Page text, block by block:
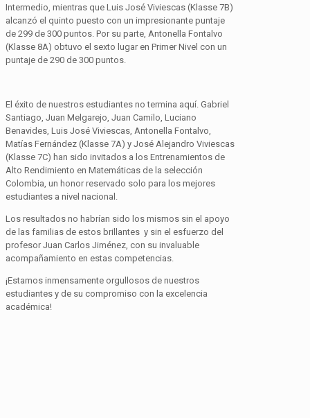
Intermedio, mientras que Luis José Viviescas (Klasse 7B)
alcanzó el quinto puesto con un impresionante puntaje
de 299 de 300 puntos. Por su parte, Antonella Fontalvo
(Klasse 8A) obtuvo el sexto lugar en Primer Nivel con un
puntaje de 290 de 300 puntos.
El éxito de nuestros estudiantes no termina aquí. Gabriel
Santiago, Juan Melgarejo, Juan Camilo, Luciano
Benavides, Luis José Viviescas, Antonella Fontalvo,
Matías Fernández (Klasse 7A) y José Alejandro Viviescas
(Klasse 7C) han sido invitados a los Entrenamientos de
Alto Rendimiento en Matemáticas de la selección
Colombia, un honor reservado solo para los mejores
estudiantes a nivel nacional.
Los resultados no habrían sido los mismos sin el apoyo
de las familias de estos brillantes y sin el esfuerzo del
profesor Juan Carlos Jiménez, con su invaluable
acompañamiento en estas competencias.
¡Estamos inmensamente orgullosos de nuestros
estudiantes y de su compromiso con la excelencia
académica!